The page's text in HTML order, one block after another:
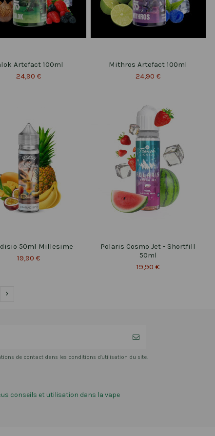
Artefact 100ml
24,90 €
Mithros Artefact 100ml
24,90 €
50ml Millesime
19,90 €
Polaris Cosmo Jet - Shortfill
50ml
19,90 €
de contact dans les conditions d'utilisation du site.
conseils et utilisation dans la vape